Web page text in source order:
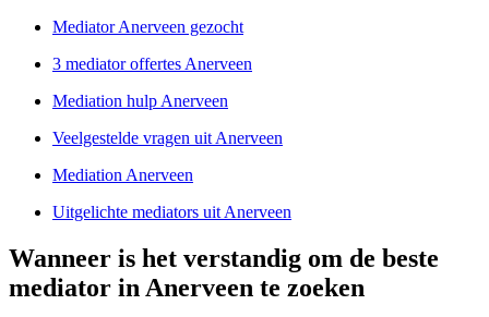
Mediator Anerveen gezocht
3 mediator offertes Anerveen
Mediation hulp Anerveen
Veelgestelde vragen uit Anerveen
Mediation Anerveen
Uitgelichte mediators uit Anerveen
Wanneer is het verstandig om de beste
mediator in Anerveen te zoeken